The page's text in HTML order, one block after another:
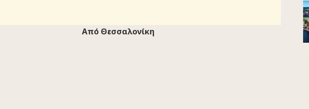
Από Θεσσαλονίκη